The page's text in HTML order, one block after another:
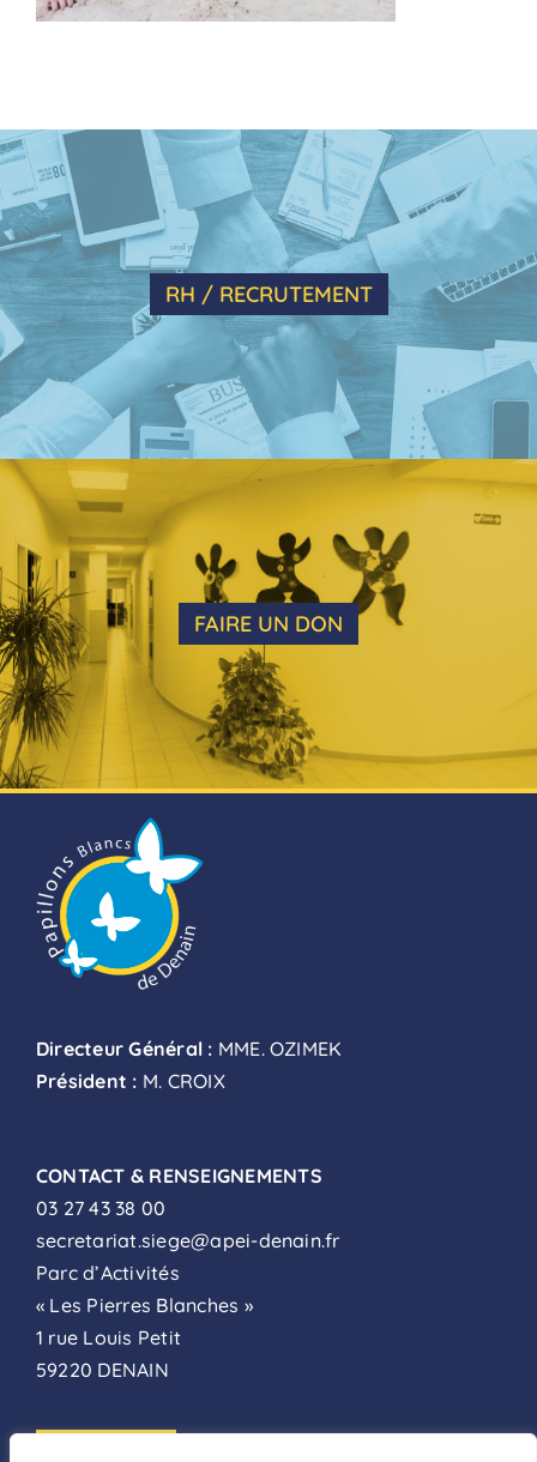
RH / RECRUTEMENT
FAIRE UN DON
Directeur Général : MME. OZIMEK
Président : M. CROIX
CONTACT & RENSEIGNEMENTS
03 27 43 38 00
secretariat.siege@apei-denain.fr
Parc d’Activités
« Les Pierres Blanches »
1 rue Louis Petit
59220 DENAIN